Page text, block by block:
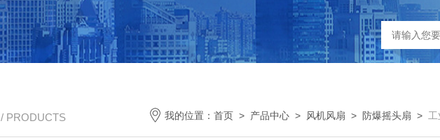
/ PRODUCTS 我的位置： 首页 > 产品中心 > 风机风扇 > 防爆摇头扇 >